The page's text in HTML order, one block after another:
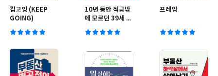
킵고잉 (KEEP
GOING)
10년 동안 적금밖
에 모르던 39세 김
만에 부동산 천재
프레임